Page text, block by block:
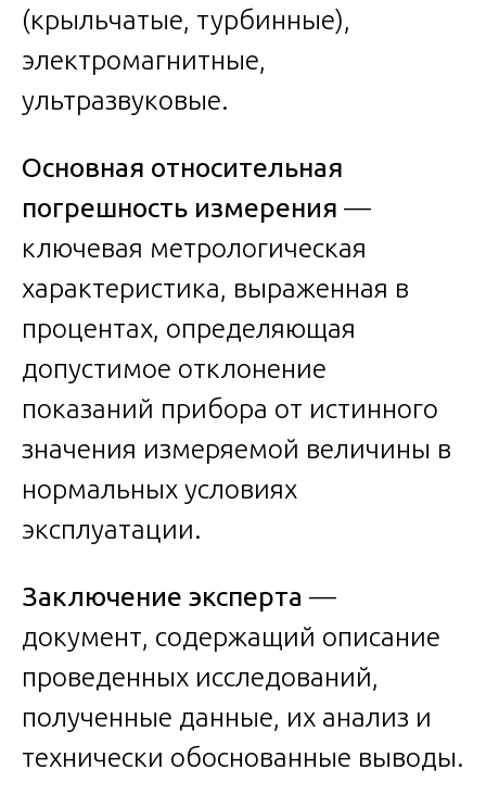
(крыльчатые, турбинные),
электромагнитные,
ультразвуковые.
Основная относительная
погрешность измерения —
ключевая метрологическая
характеристика, выраженная в
процентах, определяющая
допустимое отклонение
показаний прибора от истинного
значения измеряемой величины в
нормальных условиях
эксплуатации.
Заключение эксперта —
документ, содержащий описание
проведенных исследований,
полученные данные, их анализ и
технически обоснованные выводы.